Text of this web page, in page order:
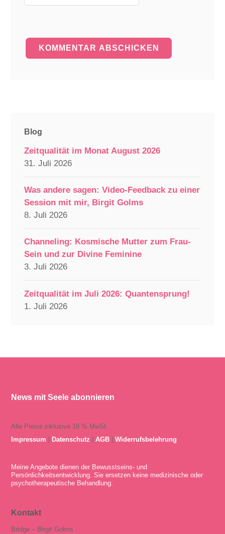
Blog
Zeitqualität im Monat August 2026
31. Juli 2026
Was andere sagen: Video-Feedback zu einer
Session mit mir, Birgit Golms
8. Juli 2026
Channeling: Kosmische Mutter zum Frau-
Sein und zur Divine Feminine
3. Juli 2026
Zeitqualität im Juli 2026: Quantensprung!
1. Juli 2026
News mit Seele abonnieren
Alle Preise inklusive 19 % MwSt.
Impressum
Datenschutz |AGB |Widerrufsbelehrung
Meine Angebote dienen der Bewusstseins- und
Persönlichkeitsentwicklung. Sie ersetzen keine medizinische oder
psychotherapeutische Behandlung.
Kontakt
Bridge – Birgit Golms